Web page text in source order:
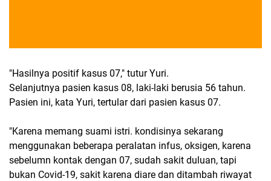
"Hasilnya positif kasus 07," tutur Yuri.
Selanjutnya pasien kasus 08, laki-laki berusia 56 tahun.
Pasien ini, kata Yuri, tertular dari pasien kasus 07.
"Karena memang suami istri. kondisinya sekarang
menggunakan beberapa peralatan infus, oksigen, karena
sebelumn kontak dengan 07, sudah sakit duluan, tapi
bukan Covid-19, sakit karena diare dan ditambah riwayat